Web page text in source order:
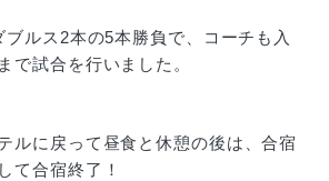
ルス2本の5本勝負で、コーチも入
で試合を行いました。
ルに戻って昼食と休憩の後は、合宿
て合宿終了！